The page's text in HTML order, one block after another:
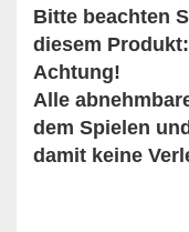
Bitte beachten
diesem Produkt:
Achtung!
Alle
dem Spielen
damit keine